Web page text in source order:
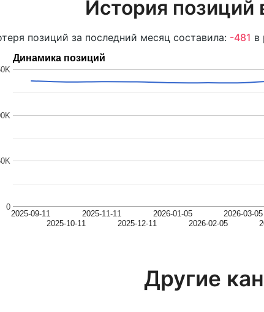
История позиций
позиций за последний месяц составила: -481 в
Динамика позиций
2025-09-11
2025-10-11
2025-11-11
2025-12-11
2026-01-05
2026-02-05
2026-03-05
0
Другие